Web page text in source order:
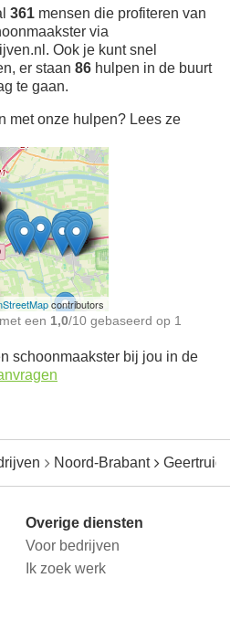
361 mensen die profiteren van
via
Ook je kunt snel
er staan 86 hulpen in de buurt
te gaan.
met onze hulpen? Lees ze
bij
contributors
een 1,0/10 gebaseerd op 1
schoonmaakster bij jou in de
Noord-Brabant
Overige diensten
Voor bedrijven
Ik zoek werk